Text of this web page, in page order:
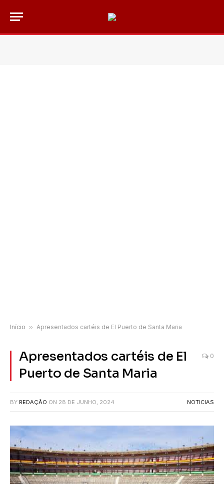
Início » Apresentados cartéis de El Puerto de Santa Maria
Apresentados cartéis de El
Puerto de Santa Maria
0
BY REDAÇÃO ON 28 DE JUNHO, 2024 NOTICIAS